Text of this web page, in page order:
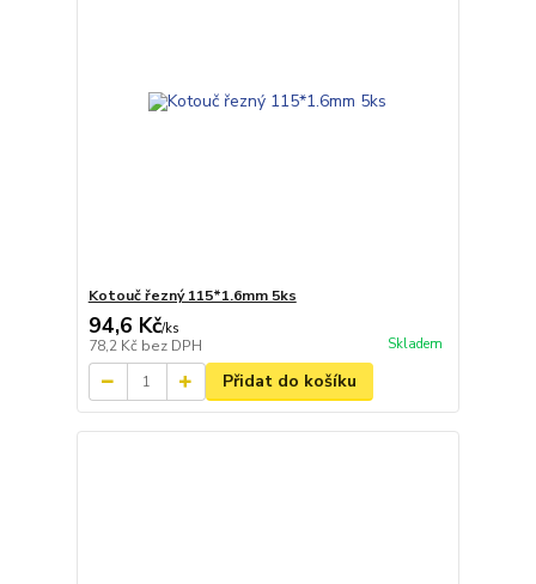
Kotouč řezný 115*1.6mm 5ks
94,6 Kč/ks
78,2 Kč bez DPH Skladem
Přidat do košíku